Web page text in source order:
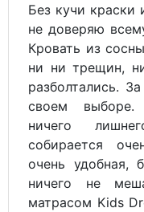
Без кучи краски
не доверяю
Кровать из
ни ни трещин,
разболтались.
своем выборе.
ничего
собирается
очень удобная,
ничего не
матрасом Kids